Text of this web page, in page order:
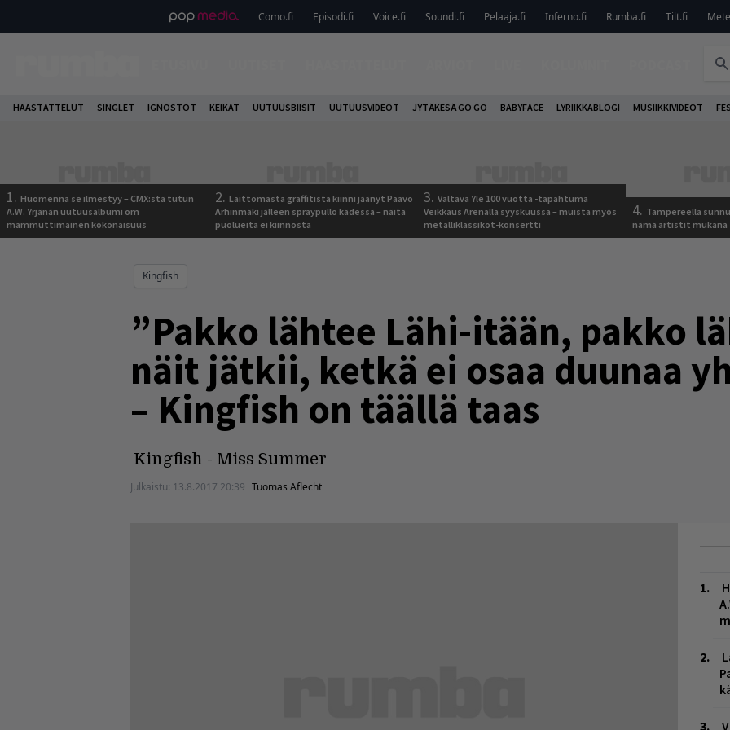
Como.fi Episodi.fi Voice.fi Soundi.fi Pelaaja.fi Inferno.fi Rumba.fi Tilt.fi
HAASTATTELUT SINGLET IGNOSTOT KEIKAT UUTUUSBIISIT UUTUUSVIDEOT JYTÄKESÄ GO GO BABYFACE LYRIIKKABLOGI MUSIIKKIVIDEOT
1. Huomenna se ilmestyy – CMX:stä tutun
A.W. Yrjänän uutuusalbumi om
mammuttimainen kokonaisuus
2. Laittomasta graffitista kiinni jäänyt Paavo
Arhinmäki jälleen spraypullo kädessä – näitä
puolueita ei kiinnosta
3. Valtava Yle 100 vuotta -tapahtuma
Veikkaus Arenalla syyskuussa – muista myös
metalliklassikot-konsertti
4. Tampereella
nämä artistit mukana
Kingfish
”Pakko lähtee Lähi-itään, pakko
näit jätkii, ketkä ei osaa duunaa
– Kingfish on täällä taas
Kingfish - Miss Summer
Julkaistu: 13.8.2017 20:39 Tuomas Aflecht